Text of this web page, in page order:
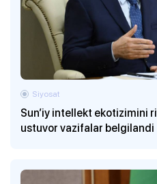
Sun’iy intellekt ekotizimini
ustuvor vazifalar belgilandi
Siyosat